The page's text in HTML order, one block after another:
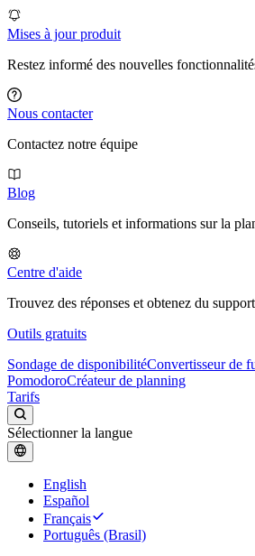
Mises à jour produit
Restez informé des nouvelles
Nous contacter
Contactez notre équipe
Blog
Conseils, tutoriels et informations sur la
Centre d'aide
Trouvez des réponses et obtenez du support
Outils gratuits
Sondage de disponibilitéConvertisseur de
PomodoroCréateur de planning
Tarifs
Sélectionner la langue
English
Español
Français
Português (Brasil)